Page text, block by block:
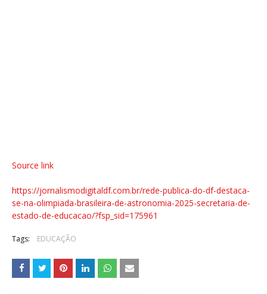
Source link
https://jornalismodigitaldf.com.br/rede-publica-do-df-destaca-
se-na-olimpiada-brasileira-de-astronomia-2025-secretaria-de-
estado-de-educacao/?fsp_sid=175961
Tags: EDUCAÇÃO